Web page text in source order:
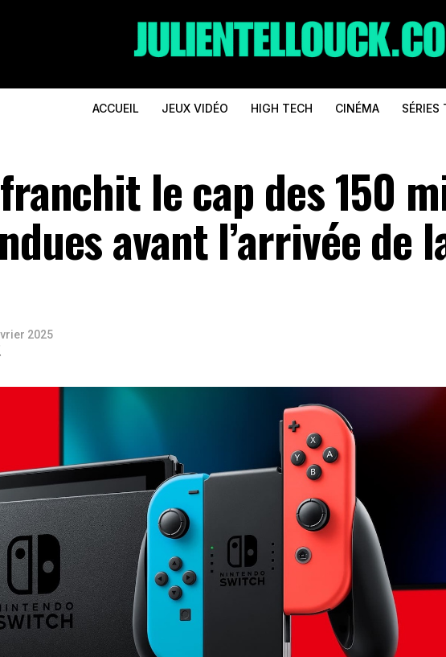
ACCUEIL JEUX VIDÉO HIGH TECH CINÉMA SÉRIES
le cap des 150
avant l’arrivée de
2025